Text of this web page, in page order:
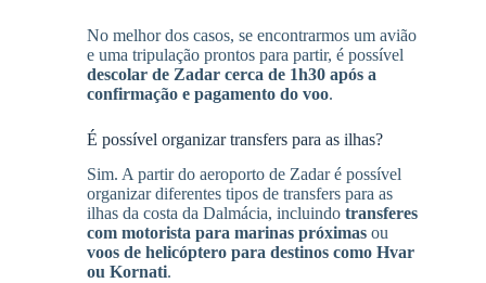
No melhor dos casos, se encontrarmos um avião
e uma tripulação prontos para partir, é possível
descolar de Zadar cerca de 1h30 após a
confirmação e pagamento do voo.
É possível organizar transfers para as ilhas?
Sim. A partir do aeroporto de Zadar é possível
organizar diferentes tipos de transfers para as
ilhas da costa da Dalmácia, incluindo transferes
com motorista para marinas próximas ou
voos de helicóptero para destinos como Hvar
ou Kornati.